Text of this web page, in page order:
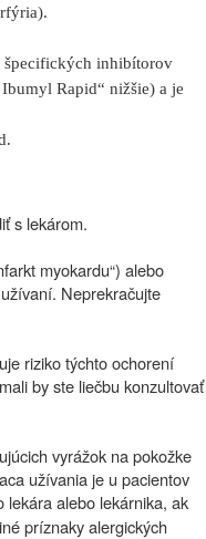
špecifických inhibítorov
Rapid“ nižšie) a je
s lekárom.
myokardu“) alebo
Neprekračujte
riziko týchto ochorení
by ste liečbu konzultovať
vyrážok na pokožke
užívania je u pacientov
lekára alebo lekárnika, ak
príznaky alergických